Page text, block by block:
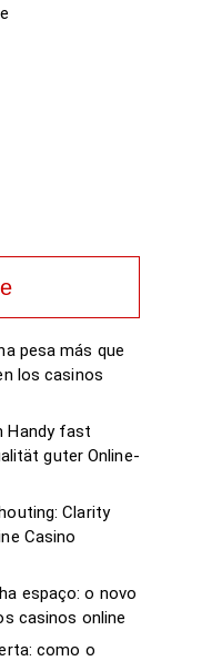
pesa más que
los casinos
Handy fast
guter Online-
Clarity
Casino
espaço: o novo
casinos online
como o